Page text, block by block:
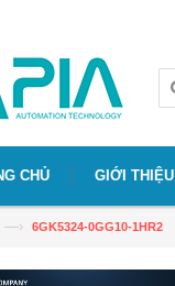
CHỦ GIỚI THIỆU
—› 6GK5324-0GG10-1HR2